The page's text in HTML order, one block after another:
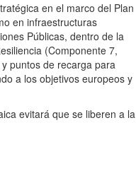
en el marco del Plan
en infraestructuras
Públicas, dentro de la
(Componente 7,
puntos de recarga para
a los objetivos europeos y
evitará que se liberen a la